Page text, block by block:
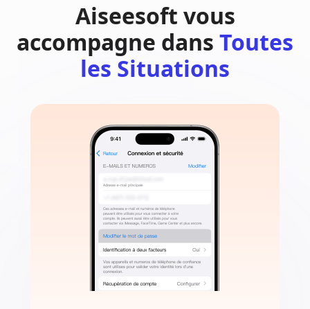
Aiseesoft vous
accompagne dans Toutes
les Situations